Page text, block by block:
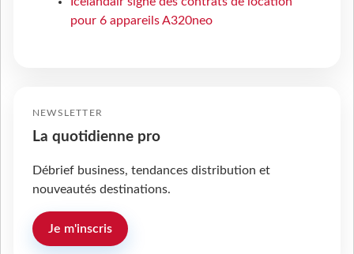
pour 6 appareils A320neo
NEWSLETTER
La quotidienne pro
Débrief business, tendances distribution et
nouveautés destinations.
Je m'inscris